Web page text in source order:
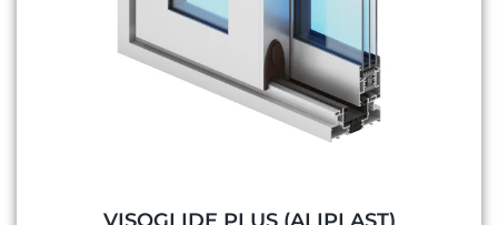
VISOGLIDE PLUS (ALIPLAST)